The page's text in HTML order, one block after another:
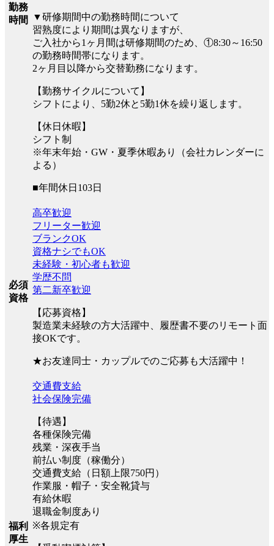
勤務
時間
▼研修期間中の勤務時間について
習熟度により期間は異なりますが、
ご入社から1ヶ月間は研修期間のため、①8:30～16:50
の勤務時間帯になります。
2ヶ月目以降から交替勤務になります。
【勤務サイクルについて】
シフトにより、5勤2休と5勤1休を繰り返します。
【休日休暇】
シフト制
※年末年始・GW・夏季休暇あり（会社カレンダーに
よる）
■年間休日103日
必須
資格
高卒歓迎
フリーター歓迎
ブランクOK
資格ナシでもOK
未経験・初心者も歓迎
学歴不問
第二新卒歓迎
【応募資格】
製造業未経験の方大活躍中、履歴書不要のリモート面
接OKです。
★お友達同士・カップルでのご応募も大活躍中！
福利
厚生
交通費支給
社会保険完備
【待遇】
各種保険完備
残業・深夜手当
前払い制度（稼働分）
交通費支給（日額上限750円）
作業服・帽子・安全靴貸与
有給休暇
退職金制度あり
※各規定有